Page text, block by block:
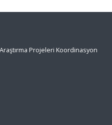
Projeleri Koordinasyon